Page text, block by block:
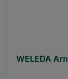
WELEDA